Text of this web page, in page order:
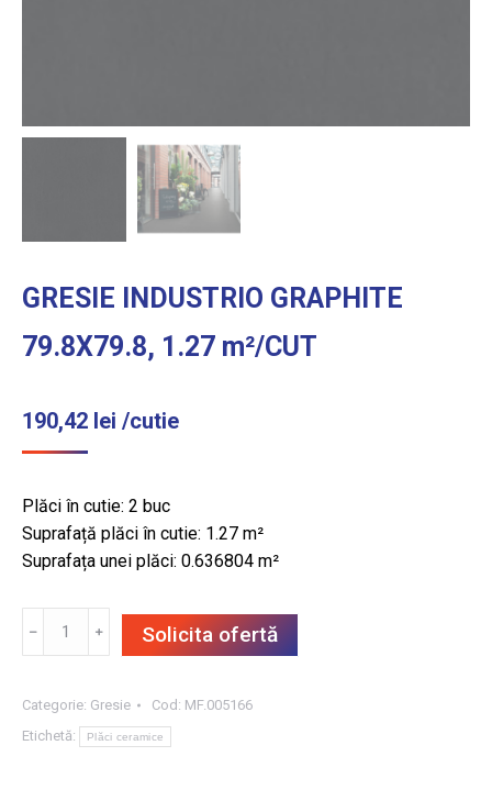
GRESIE INDUSTRIO GRAPHITE
79.8X79.8, 1.27 m²/CUT
190,42 lei /cutie
Plăci în cutie: 2 buc
Suprafață plăci în cutie: 1.27 m²
Suprafața unei plăci: 0.636804 m²
GRAPHITE
79.8X79.8,
﹣ ﹢ Solicita ofertă
Categorie: Gresie Cod: MF.005166
Etichetă:
Plăci ceramice